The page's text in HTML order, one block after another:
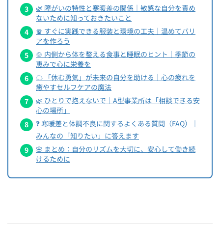
🌿 障がいの特性と寒暖差の関係｜敏感な自分を責め
ないために知っておきたいこと
🧣 すぐに実践できる服装と環境の工夫｜温めてバリ
アを作ろう
🍲 内側から体を整える食事と睡眠のヒント｜季節の
恵みで心に栄養を
☁️ 「休む勇気」が未来の自分を助ける｜心の疲れを
癒やすセルフケアの魔法
🌿 ひとりで抱えないで｜A型事業所は「相談できる安
心の場所」
❓ 寒暖差と体調不良に関するよくある質問（FAQ）｜
みんなの「知りたい」に答えます
🌸 まとめ：自分のリズムを大切に、安心して働き続
けるために